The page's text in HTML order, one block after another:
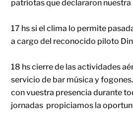
patriotas que declararon
17 hs si el clima lo permite
a cargo del reconocido piloto
18 hs cierre de las actividades
servicio de bar música y
con vuestra presencia durante
jornadas propiciamos la